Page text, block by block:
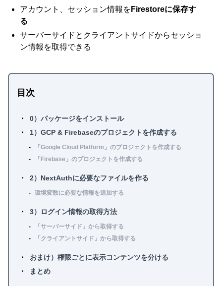
アカウント、セッション情報を Firestoreに保存す
る
サーバーサイドとクライアントサイドからセッショ
ン情報を取得できる
目次
0）パッケージをインストール
1）GCP & Firebaseのプロジェクトを作成する
「Google Cloud Platform」のプロジェクトを作成する
「Firebase」のプロジェクトを作成する
2）NextAuthに必要なファイルを作る
環境変数に必要な情報を追加する
3）ログイン情報の取得方法
「サーバーサイド」から取得する
「クライアントサイド」から取得する
おまけ）権限ごとに表示コンテンツを分ける
まとめ